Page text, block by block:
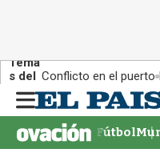
Tema
s del
día:
Conflicto en el puerto
n
u
Fútbol